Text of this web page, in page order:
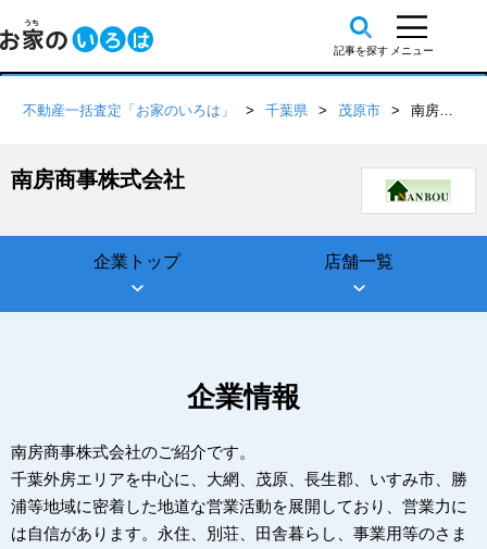
不動産一括査定「お家のいろは」 千葉県 茂原市 南房商事株式会社
南房商事株式会社
企業トップ 店舗一覧
企業情報
南房商事株式会社のご紹介です。
千葉外房エリアを中心に、大網、茂原、長生郡、いすみ市、勝
浦等地域に密着した地道な営業活動を展開しており、営業力に
は自信があります。永住、別荘、田舎暮らし、事業用等のさま